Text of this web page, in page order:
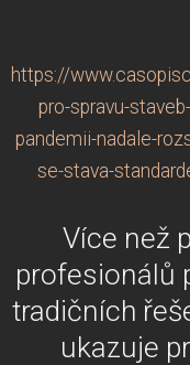
https://
pro-spravu-
pandemii-nadale-
se-stava-
Více než
profesionálů
tradičních
ukazuje